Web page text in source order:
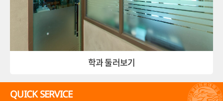
학과 둘러보기
QUICK SERVICE